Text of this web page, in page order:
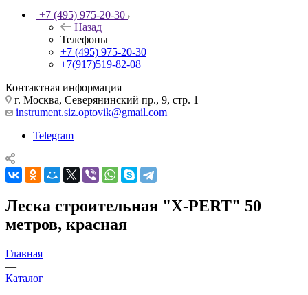
+7 (495) 975-20-30
Назад
Телефоны
+7 (495) 975-20-30
+7(917)519-82-08
Контактная информация
г. Москва, Северянинский пр., 9, стр. 1
instrument.siz.optovik@gmail.com
Telegram
Леска строительная "X-PERT" 50
метров, красная
Главная
—
Каталог
—